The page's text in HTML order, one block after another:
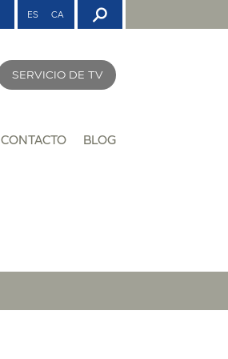
ES CA
SERVICIO DE TV
CONTACTO BLOG